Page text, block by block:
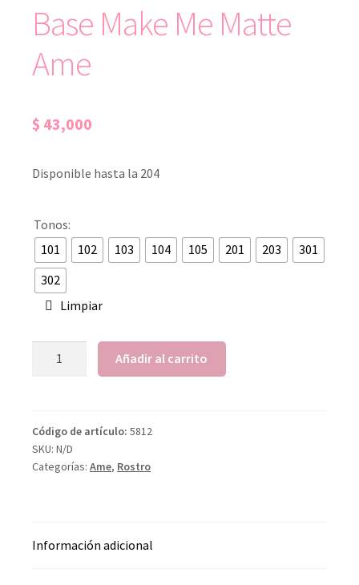
Base Make Me Matte
Ame
$ 43,000
Disponible hasta la 204
Tonos:
101
102 103 104 105 201 203
301
302
Limpiar
Añadir al carrito
Código de artículo: 5812
SKU: N/D
Categorías: Ame, Rostro
Información adicional